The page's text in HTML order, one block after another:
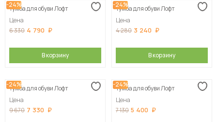
-24%
Тумба для обуви Лофт
Цена
6 330 4 790
В корзину
-24%
Тумба для обуви Лофт
Цена
4 280 3 240
В корзину
-24%
Тумба для обуви Лофт
Цена
9 670 7 330
-24%
Тумба для обуви Лофт
Цена
7 130 5 400